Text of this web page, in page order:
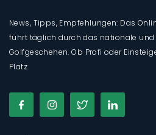
News, Tipps, Empfehlungen: Das
führt täglich durch das nationale
Golfgeschehen. Ob Profi oder
Platz.